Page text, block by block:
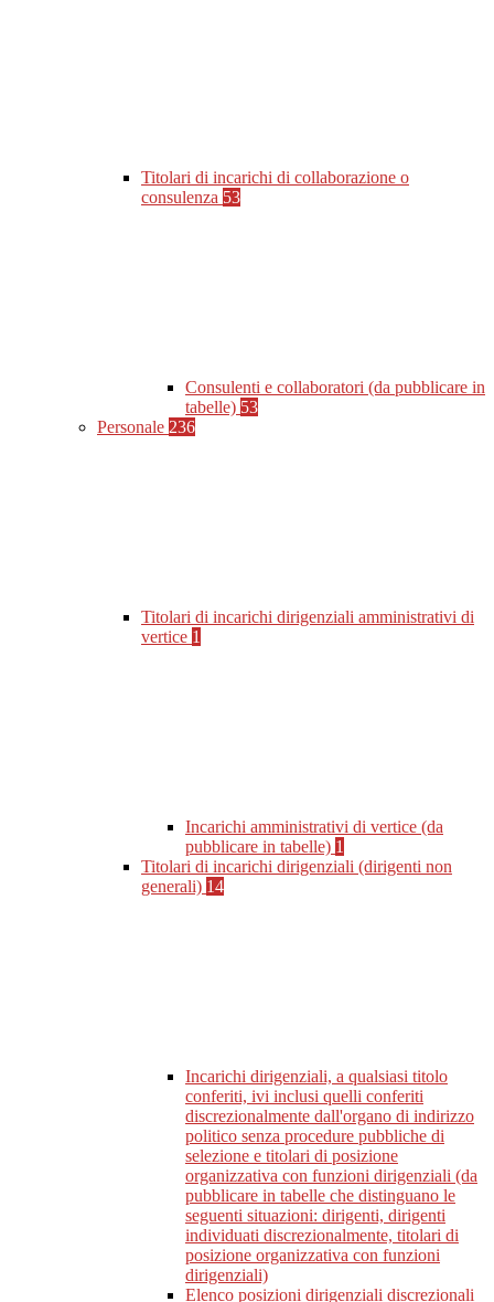
Titolari di incarichi di collaborazione o
consulenza 53
Consulenti e collaboratori (da pubblicare in
tabelle) 53
Personale 236
Titolari di incarichi dirigenziali amministrativi di
vertice 1
Incarichi amministrativi di vertice (da
pubblicare in tabelle) 1
Titolari di incarichi dirigenziali (dirigenti non
generali) 14
Incarichi dirigenziali, a qualsiasi titolo
conferiti, ivi inclusi quelli conferiti
discrezionalmente dall'organo di indirizzo
politico senza procedure pubbliche di
selezione e titolari di posizione
organizzativa con funzioni dirigenziali (da
pubblicare in tabelle che distinguano le
seguenti situazioni: dirigenti, dirigenti
individuati discrezionalmente, titolari di
posizione organizzativa con funzioni
dirigenziali)
Elenco posizioni dirigenziali discrezionali